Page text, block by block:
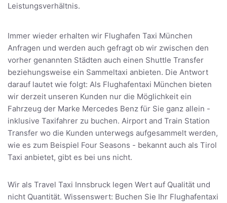
Leistungsverhältnis.
Immer wieder erhalten wir Flughafen Taxi München
Anfragen und werden auch gefragt ob wir zwischen den
vorher genannten Städten auch einen Shuttle Transfer
beziehungsweise ein Sammeltaxi anbieten. Die Antwort
darauf lautet wie folgt: Als Flughafentaxi München bieten
wir derzeit unseren Kunden nur die Möglichkeit ein
Fahrzeug der Marke Mercedes Benz für Sie ganz allein -
inklusive Taxifahrer zu buchen. Airport and Train Station
Transfer wo die Kunden unterwegs aufgesammelt werden,
wie es zum Beispiel Four Seasons - bekannt auch als Tirol
Taxi anbietet, gibt es bei uns nicht.
Wir als Travel Taxi Innsbruck legen Wert auf Qualität und
nicht Quantität. Wissenswert: Buchen Sie Ihr Flughafentaxi